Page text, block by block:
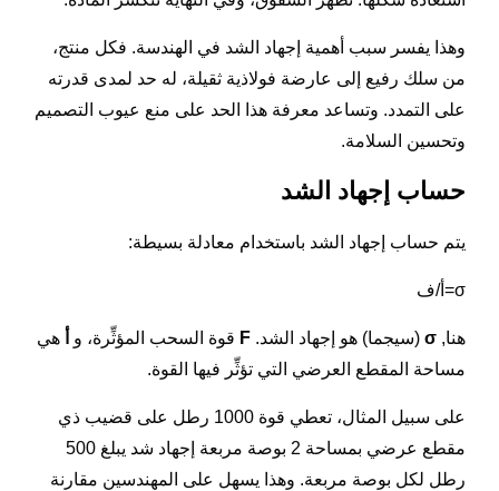
وهذا يفسر سبب أهمية إجهاد الشد في الهندسة. فكل منتج،
من سلك رفيع إلى عارضة فولاذية ثقيلة، له حد لمدى قدرته
على التمدد. وتساعد معرفة هذا الحد على منع عيوب التصميم
وتحسين السلامة.
حساب إجهاد الشد
يتم حساب إجهاد الشد باستخدام معادلة بسيطة:
σ=أ/ف
هنا, σ (سيجما) هو إجهاد الشد. F قوة السحب المؤثِّرة، و
هي
مساحة المقطع العرضي التي تؤثِّر فيها القوة.
على سبيل المثال، تعطي قوة 1000 رطل على قضيب ذي
مقطع عرضي بمساحة 2 بوصة مربعة إجهاد شد يبلغ 500
رطل لكل بوصة مربعة. وهذا يسهل على المهندسين مقارنة